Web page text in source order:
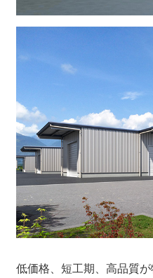
低価格、短工期、高品質